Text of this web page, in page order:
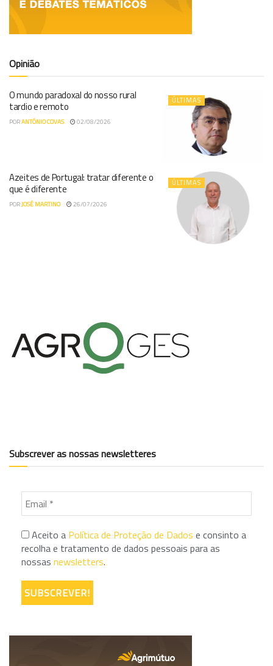
Opinião
ÚLTIMAS
O mundo paradoxal do nosso rural
tardio e remoto
PORANTÓNIO COVAS 02/08/2026
ÚLTIMAS
Azeites de Portugal: tratar diferente o
que é diferente
PORJOSÉ MARTINO 26/07/2026
Subscrever as nossas newsletteres
Aceito a Política de Proteção de Dados e consinto a
recolha e tratamento de dados pessoais para as
nossas newsletters.